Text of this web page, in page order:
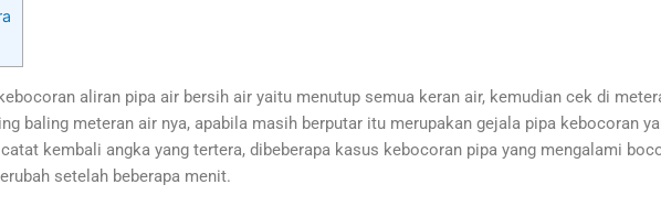
aliran pipa air bersih air yaitu menutup semua keran air, kemudian cek di
baling meteran air nya, apabila masih berputar itu merupakan gejala pipa kebocoran
kembali angka yang tertera, dibeberapa kasus kebocoran pipa yang mengalami
setelah beberapa menit.